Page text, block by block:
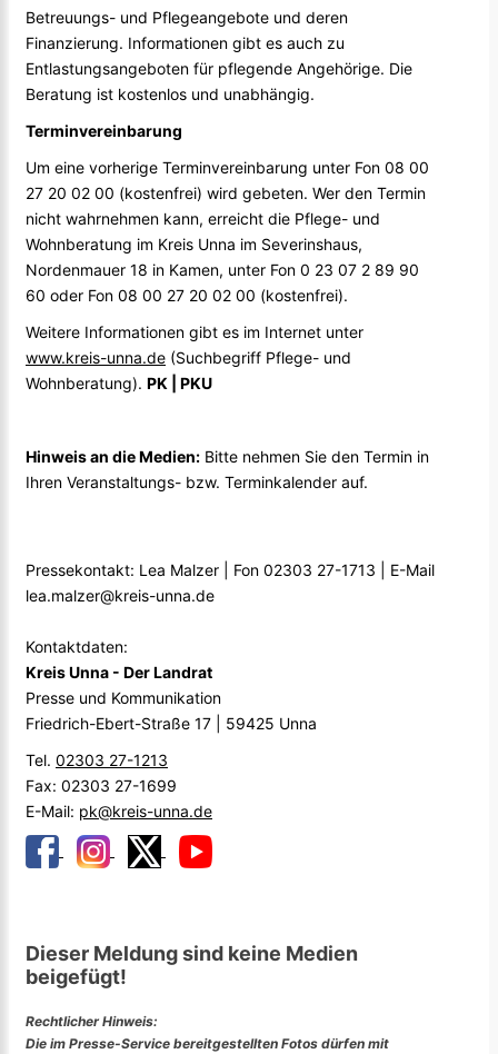
Betreuungs- und Pflegeangebote und deren
Finanzierung. Informationen gibt es auch zu
Entlastungsangeboten für pflegende Angehörige. Die
Beratung ist kostenlos und unabhängig.
Terminvereinbarung
Um eine vorherige Terminvereinbarung unter Fon 08 00
27 20 02 00 (kostenfrei) wird gebeten. Wer den Termin
nicht wahrnehmen kann, erreicht die Pflege- und
Wohnberatung im Kreis Unna im Severinshaus,
Nordenmauer 18 in Kamen, unter Fon 0 23 07 2 89 90
60 oder Fon 08 00 27 20 02 00 (kostenfrei).
Weitere Informationen gibt es im Internet unter
www.kreis-unna.de (Suchbegriff Pflege- und
Wohnberatung). PK | PKU
Hinweis an die Medien: Bitte nehmen Sie den Termin in
Ihren Veranstaltungs- bzw. Terminkalender auf.
Pressekontakt: Lea Malzer | Fon 02303 27-1713 | E-Mail
lea.malzer@kreis-unna.de
Kontaktdaten:
Kreis Unna - Der Landrat
Presse und Kommunikation
Friedrich-Ebert-Straße 17 | 59425 Unna
Tel. 02303 27-1213
Fax: 02303 27-1699
E-Mail: pk@kreis-unna.de
Dieser Meldung sind keine Medien
beigefügt!
Rechtlicher Hinweis:
Die im Presse-Service bereitgestellten Fotos dürfen mit